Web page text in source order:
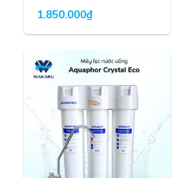
Bộ lọc nước tại vòi
nghệ lọc Nano và tích
thương hiệu Aquaphor
có trong nguồn hằng ngày,
phenol, các thuốc hóa học
tối đa. Đây được xem là
mạng trong cùng một lõi lọc
Công nghệ Aqualen được
1.850.000₫